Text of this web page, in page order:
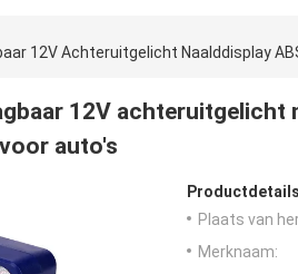
12V Achteruitgelicht Naalddisplay
12V achteruitgelicht
auto's
Plaats van
Merknaam: